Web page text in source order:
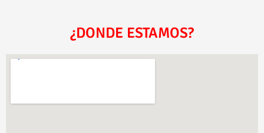
¿DONDE ESTAMOS?